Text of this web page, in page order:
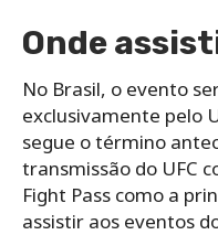
Onde
No Brasil, o evento
exclusivamente pelo
segue o término
transmissão do UFC
Fight Pass como a
assistir aos eventos